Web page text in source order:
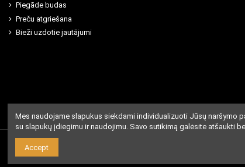
Piegāde budas
Preču atgriešana
Bieži uzdotie jautājumi
Mes naudojame slapukus siekdami individualizuoti Jūsų naršymo
su slapukų įdiegimu ir naudojimu. Savo sutikimą galėsite atšaukti
Accept